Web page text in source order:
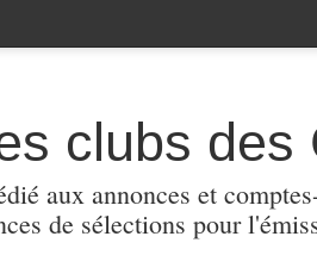
clubs
aux annonces et
de sélections pour